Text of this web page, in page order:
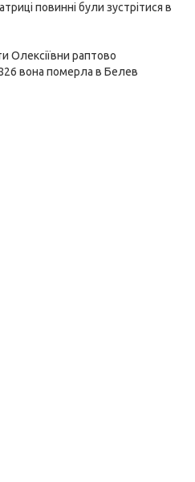
повинні були зустрітися в
Олексіївни раптово
вона померла в Белев